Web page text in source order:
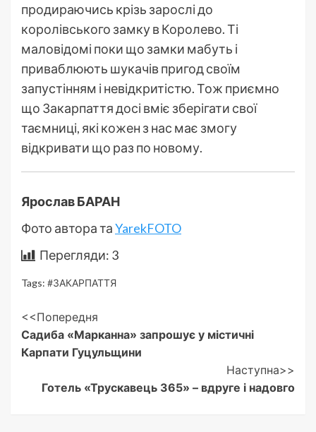
продираючись крізь зарослі до
королівського замку в Королево. Ті
маловідомі поки що замки мабуть і
приваблюють шукачів пригод своїм
запустінням і невідкритістю. Тож приємно
що Закарпаття досі вміє зберігати свої
таємниці, які кожен з нас має змогу
відкривати що раз по новому.
Ярослав БАРАН
Фото автора таYarekFOTO
Перегляди: 3
Tags: #ЗАКАРПАТТЯ
Post
Navigation
<<Попередня
Садиба «Марканна» запрошує у містичні
Карпати Гуцульщини
Наступна>>
Готель «Трускавець 365» – вдруге і надовго